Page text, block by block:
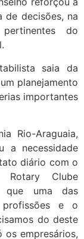
de decisões, na
do
saia da
planejamento
importantes
Rio-Araguaia,
a necessidade
diário com o
Rotary Clube
que uma das
e o
do deste
empresários,